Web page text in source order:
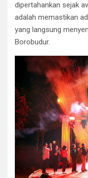
dipertahankan sejak
adalah memastikan
yang langsung
Borobudur.